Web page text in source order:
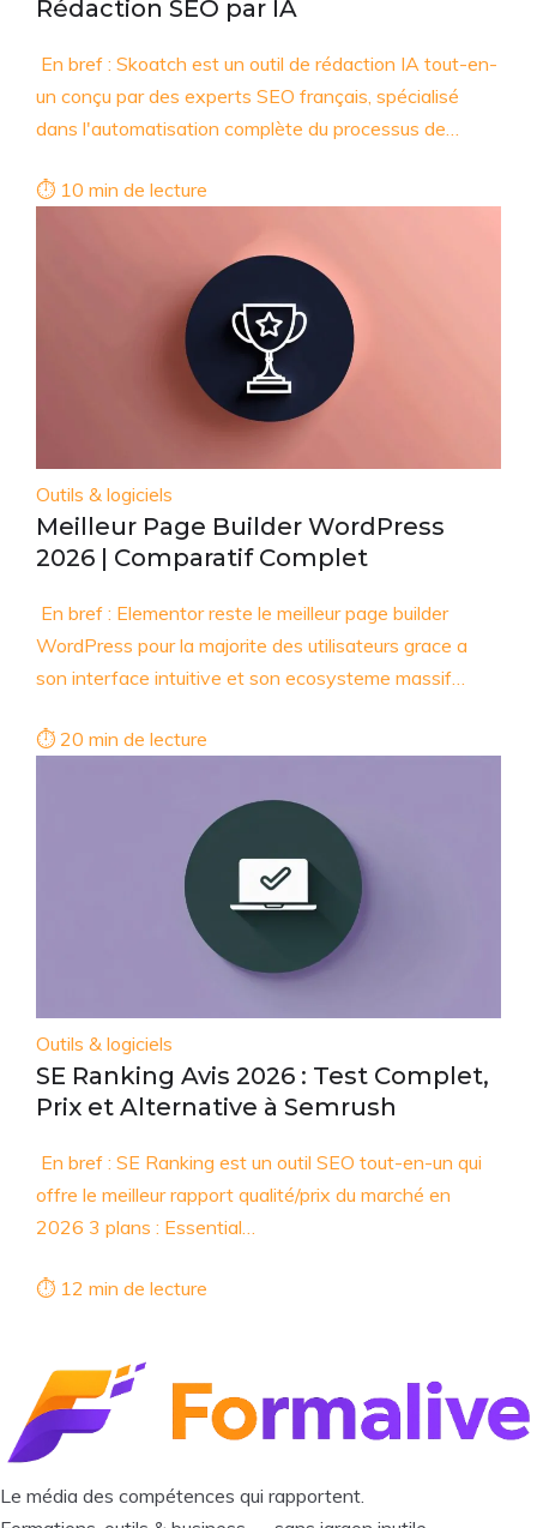
Rédaction SEO par IA
En bref : Skoatch est un outil de rédaction IA tout-en-
un conçu par des experts SEO français, spécialisé
dans l'automatisation complète du processus de…
⏱ 10 min de lecture
Outils & logiciels
Meilleur Page Builder WordPress
2026 | Comparatif Complet
En bref : Elementor reste le meilleur page builder
WordPress pour la majorite des utilisateurs grace a
son interface intuitive et son ecosysteme massif…
⏱ 20 min de lecture
Outils & logiciels
SE Ranking Avis 2026 : Test Complet,
Prix et Alternative à Semrush
En bref : SE Ranking est un outil SEO tout-en-un qui
offre le meilleur rapport qualité/prix du marché en
2026 3 plans : Essential…
⏱ 12 min de lecture
Le média des compétences qui rapportent.